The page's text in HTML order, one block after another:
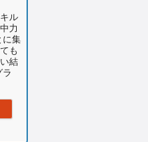
ル
力
に集
も
結